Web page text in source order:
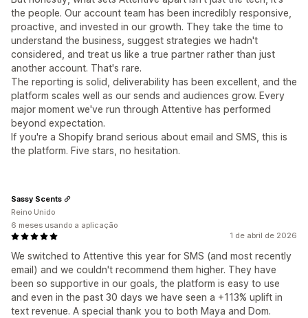
the people. Our account team has been incredibly responsive,
proactive, and invested in our growth. They take the time to
understand the business, suggest strategies we hadn't
considered, and treat us like a true partner rather than just
another account. That's rare.
The reporting is solid, deliverability has been excellent, and the
platform scales well as our sends and audiences grow. Every
major moment we've run through Attentive has performed
beyond expectation.
If you're a Shopify brand serious about email and SMS, this is
the platform. Five stars, no hesitation.
1 de abril de 2026
We switched to Attentive this year for SMS (and most recently
email) and we couldn't recommend them higher. They have
been so supportive in our goals, the platform is easy to use
and even in the past 30 days we have seen a +113% uplift in
text revenue. A special thank you to both Maya and Dom.
Sassy Scents
Reino Unido
6 meses usando a aplicação